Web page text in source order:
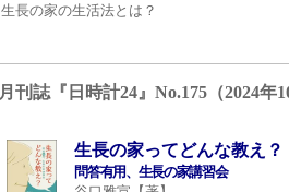
生長の家の生活法とは？
月刊誌『日時計24』No.175（2024
生長の家ってどんな教え？
問答有用、生長の家講習会